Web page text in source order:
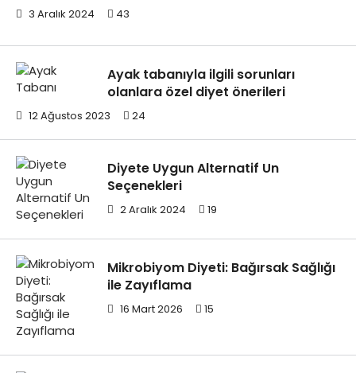
3 Aralık 2024 43
Ayak tabanıyla ilgili sorunları
olanlara özel diyet önerileri
12 Ağustos 2023 24
Diyete Uygun Alternatif Un
Seçenekleri
2 Aralık 2024 19
Mikrobiyom Diyeti: Bağırsak Sağlığı
ile Zayıflama
16 Mart 2026 15